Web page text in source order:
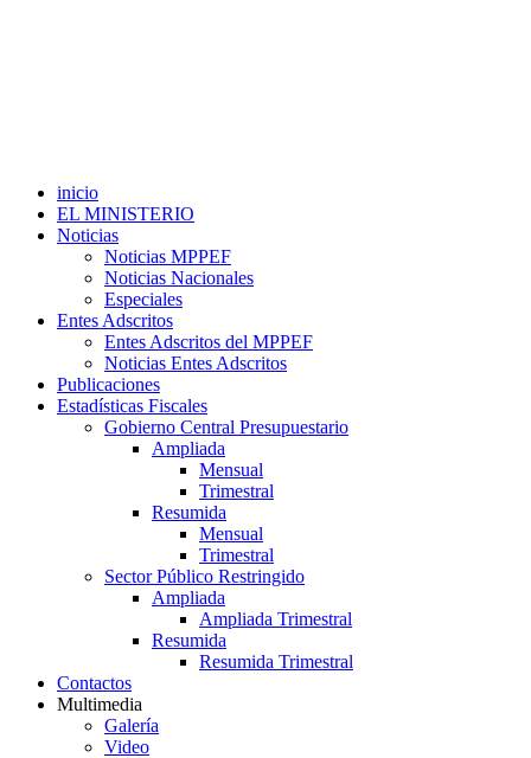
inicio
EL MINISTERIO
Noticias
Noticias MPPEF
Noticias Nacionales
Especiales
Entes Adscritos
Entes Adscritos del MPPEF
Noticias Entes Adscritos
Publicaciones
Estadísticas Fiscales
Gobierno Central Presupuestario
Ampliada
Mensual
Trimestral
Resumida
Mensual
Trimestral
Sector Público Restringido
Ampliada
Ampliada Trimestral
Resumida
Resumida Trimestral
Contactos
Multimedia
Galería
Video